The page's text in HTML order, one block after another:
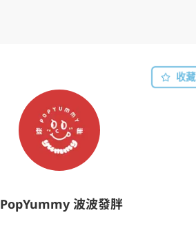
PopYummy 波波發胖
收藏